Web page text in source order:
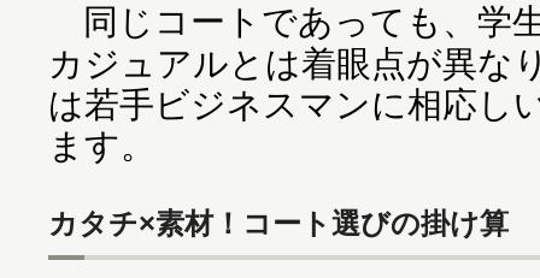
同じコートであっても、学
カジュアルとは着眼点が異な
は若手ビジネスマンに相応し
ます。
カタチ×素材！コート選びの掛け算